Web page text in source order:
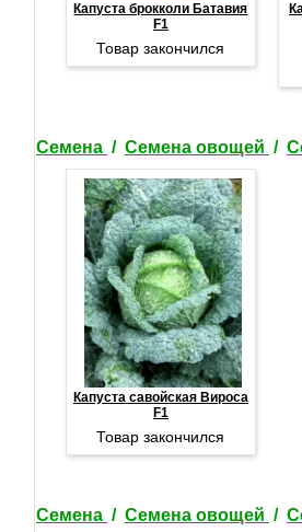
Капуста брокколи Батавия
F1
Товар закончился
Семена / Семена овощей /
Капуста савойская Вироса
F1
Товар закончился
Семена / Семена овощей /